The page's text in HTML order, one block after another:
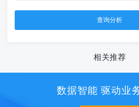
相关推荐
数据智能 驱动业